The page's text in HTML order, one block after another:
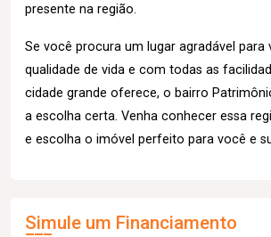
presente na região.
Se você procura um lugar agradável para
qualidade de vida e com todas as
cidade grande oferece, o bairro
a escolha certa. Venha conhecer essa
e escolha o imóvel perfeito para você e
Simule um Financiamento